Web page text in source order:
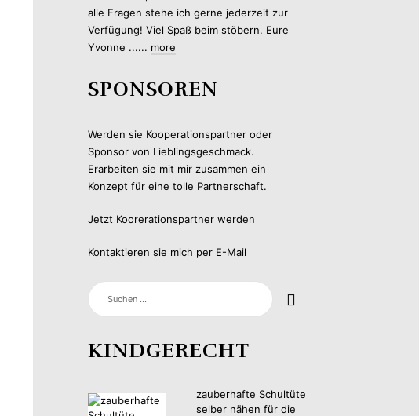
alle Fragen stehe ich gerne jederzeit zur
Verfügung! Viel Spaß beim stöbern. Eure
Yvonne ...... more
SPONSOREN
Werden sie Kooperationspartner oder
Sponsor von Lieblingsgeschmack.
Erarbeiten sie mit mir zusammen ein
Konzept für eine tolle Partnerschaft.
Jetzt Koorerationspartner werden
Kontaktieren sie mich per E-Mail
SUCHEN
NACH:
KINDGERECHT
zauberhafte Schultüte
selber nähen für die